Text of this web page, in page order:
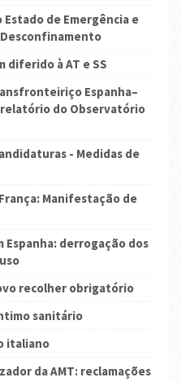
Estado de Emergência e
Desconfinamento
diferido à AT e SS
Espanha–
do Observatório
- Medidas de
Manifestação de
Espanha: derrogação dos
recolher obrigatório
sanitário
italiano
da AMT: reclamações